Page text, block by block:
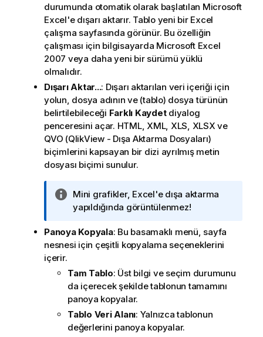
durumunda otomatik olarak başlatılan Microsoft
Excel'e dışarı aktarır. Tablo yeni bir Excel
çalışma sayfasında görünür. Bu özelliğin
çalışması için bilgisayarda Microsoft Excel
2007 veya daha yeni bir sürümü yüklü
olmalıdır.
Dışarı Aktar...: Dışarı aktarılan veri içeriği için
yolun, dosya adının ve (tablo) dosya türünün
belirtilebileceği Farklı Kaydetdiyalog
penceresini açar. HTML, XML, XLS, XLSX ve
QVO (QlikView - Dışa Aktarma Dosyaları)
biçimlerini kapsayan bir dizi ayrılmış metin
dosyası biçimi sunulur.
B
i
g
i
o
t
u
Mini grafikler, Excel'e dışa aktarma
yapıldığında görüntülenmez!
Panoya Kopyala: Bu basamaklı menü, sayfa
nesnesi için çeşitli kopyalama seçeneklerini
içerir.
Tam Tablo: Üst bilgi ve seçim durumunu
da içerecek şekilde tablonun tamamını
panoya kopyalar.
Tablo Veri Alanı: Yalnızca tablonun
değerlerini panoya kopyalar.